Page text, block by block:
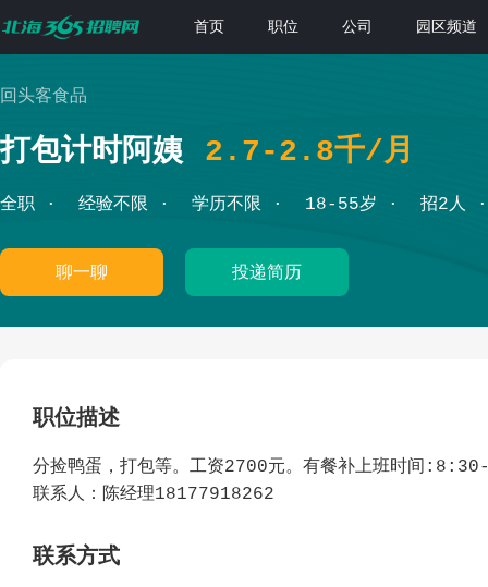
首页 职位 公司 园区频道
回头客食品
打包计时阿姨 2.7-2.8千/月
全职 经验不限 学历不限 18-55岁 招2人
聊一聊 投递简历
职位描述
分捡鸭蛋，打包等。工资2700元。有餐补上班时间
联系人：陈经理18177918262
联系方式